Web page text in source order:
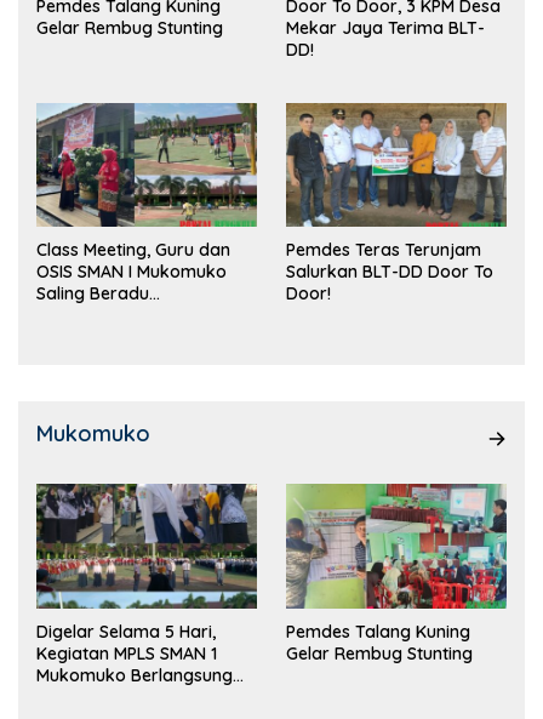
Pemdes Talang Kuning
Gelar Rembug Stunting
Door To Door, 3 KPM Desa
Mekar Jaya Terima BLT-
DD!
Class Meeting, Guru dan
OSIS SMAN I Mukomuko
Saling Beradu
Pemdes Teras Terunjam
Salurkan BLT-DD Door To
Door!
Mukomuko
Digelar Selama 5 Hari,
Kegiatan MPLS SMAN 1
Mukomuko Berlangsung
Pemdes Talang Kuning
Gelar Rembug Stunting